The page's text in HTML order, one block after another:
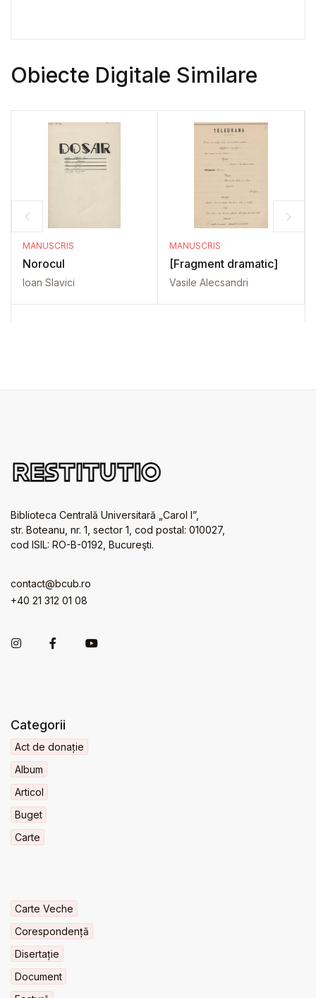
Obiecte Digitale Similare
MANUSCRIS
Norocul
Ioan Slavici
MANUSCRIS
[Fragment dramatic]
Vasile Alecsandri
Biblioteca Centrală Universitară „Carol I”,
str. Boteanu, nr. 1, sector 1, cod postal: 010027,
cod ISIL: RO-B-0192, Bucureşti.
contact@bcub.ro
+40 21 312 01 08
Categorii
Act de donație
Album
Articol
Buget
Carte
Carte Veche
Corespondență
Disertație
Document